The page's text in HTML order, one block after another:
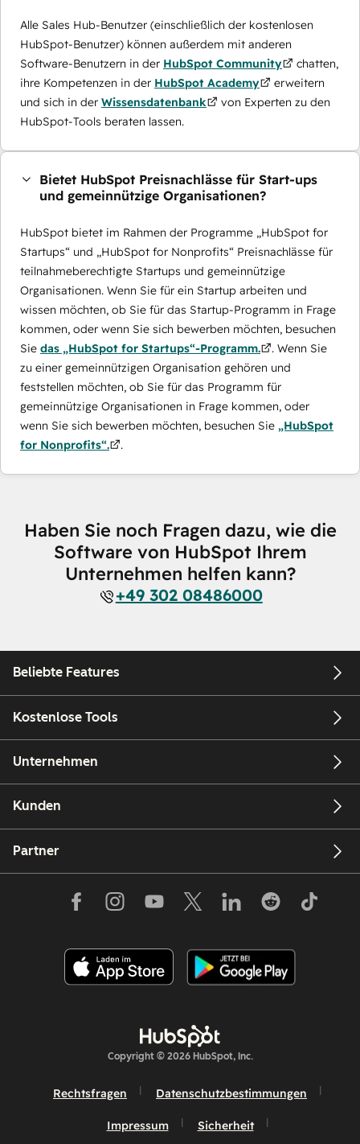
Alle Sales Hub-Benutzer (einschließlich der kostenlosen
HubSpot-Benutzer) können außerdem mit anderen
Software-Benutzern in der HubSpot Community
chatten,
ihre Kompetenzen in der HubSpot Academy
erweitern
und sich in der Wissensdatenbank
von Experten zu den
HubSpot-Tools beraten lassen.
Bietet HubSpot Preisnachlässe für Start-ups
und gemeinnützige Organisationen?
HubSpot bietet im Rahmen der Programme „HubSpot for
Startups“ und „HubSpot for Nonprofits“ Preisnachlässe für
teilnahmeberechtigte Startups und gemeinnützige
Organisationen. Wenn Sie für ein Startup arbeiten und
wissen möchten, ob Sie für das Startup-Programm in Frage
kommen, oder wenn Sie sich bewerben möchten, besuchen
Sie das „HubSpot for Startups“-Programm.
. Wenn Sie
zu einer gemeinnützigen Organisation gehören und
feststellen möchten, ob Sie für das Programm für
gemeinnützige Organisationen in Frage kommen, oder
wenn Sie sich bewerben möchten, besuchen Sie „HubSpot
for Nonprofits“.
.
Haben Sie noch Fragen dazu, wie die
Software von HubSpot Ihrem
Unternehmen helfen kann?
+49 302 08486000
Beliebte Features
Kostenlose Tools
Unternehmen
Kunden
Partner
Copyright © 2026 HubSpot, Inc.
Rechtsfragen Datenschutzbestimmungen
Impressum Sicherheit